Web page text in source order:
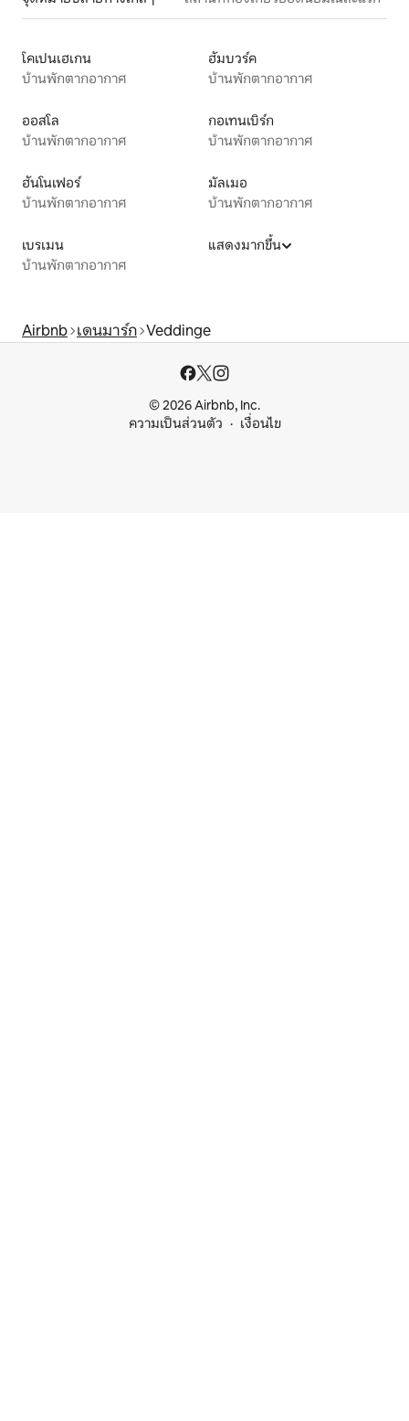
โคเปนเฮเกน
บ้านพักตากอากาศ
ฮัมบวร์ค
บ้านพักตากอากาศ
ออสโล
บ้านพักตากอากาศ
กอเทนเบิร์ก
บ้านพักตากอากาศ
ฮันโนเฟอร์
บ้านพักตากอากาศ
มัลเมอ
บ้านพักตากอากาศ
เบรเมน
บ้านพักตากอากาศ
แสดงมากขึ้น
Airbnb เดนมาร์ก Veddinge
© 2026 Airbnb, Inc.
ความเป็นส่วนตัว
เงื่อนไข